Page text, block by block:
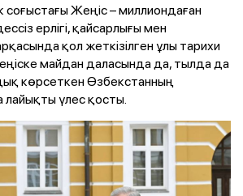
соғыстағы Жеңіс – миллиондаған
ерлігі, қайсарлығы мен
қол жеткізілген ұлы тарихи
майдан даласында да, тылда да
көрсеткен Өзбекстанның
үлес қосты.